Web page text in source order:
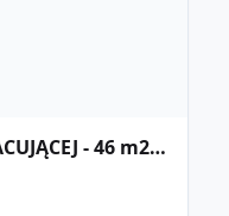
MIESZKANIE KOBIETY PRACUJĄCEJ - 46 m2, perełka PRL